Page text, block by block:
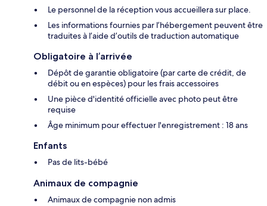
Le personnel de la réception vous accueillera sur place.
Les informations fournies par l’hébergement peuvent être
traduites à l’aide d’outils de traduction automatique
Obligatoire à l’arrivée
Dépôt de garantie obligatoire (par carte de crédit, de
débit ou en espèces) pour les frais accessoires
Une pièce d'identité officielle avec photo peut être
requise
Âge minimum pour effectuer l'enregistrement : 18 ans
Enfants
Pas de lits-bébé
Animaux de compagnie
Animaux de compagnie non admis